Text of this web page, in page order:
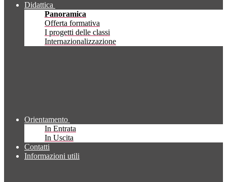
Didattica
Panoramica
Offerta formativa
I progetti delle classi
Internazionalizzazione
Orientamento
In Entrata
In Uscita
Contatti
Informazioni utili